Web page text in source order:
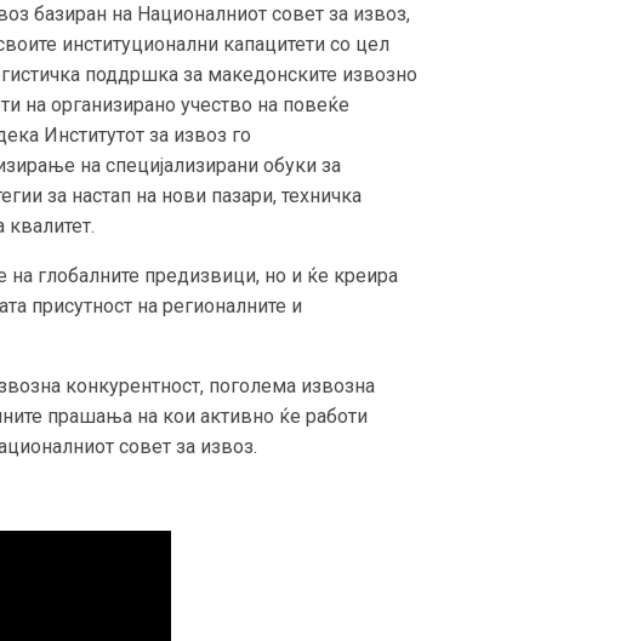
базиран на Националниот совет за извоз,
институционални капацитети со цел
поддршка за македонските извозно
на организирано учество на повеќе
Институтот за извоз го
на специјализирани обуки за
за настап на нови пазари, техничка
глобалните предизвици, но и ќе креира
присутност на регионалните и
конкурентност, поголема извозна
прашања на кои активно ќе работи
совет за извоз.